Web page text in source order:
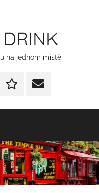
na jednom místě
Redakční
E-